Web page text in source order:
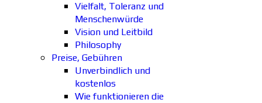
Vielfalt, Toleranz und
Menschenwürde
Vision und Leitbild
Philosophy
Preise, Gebühren
Unverbindlich und
kostenlos
Wie funktionieren die